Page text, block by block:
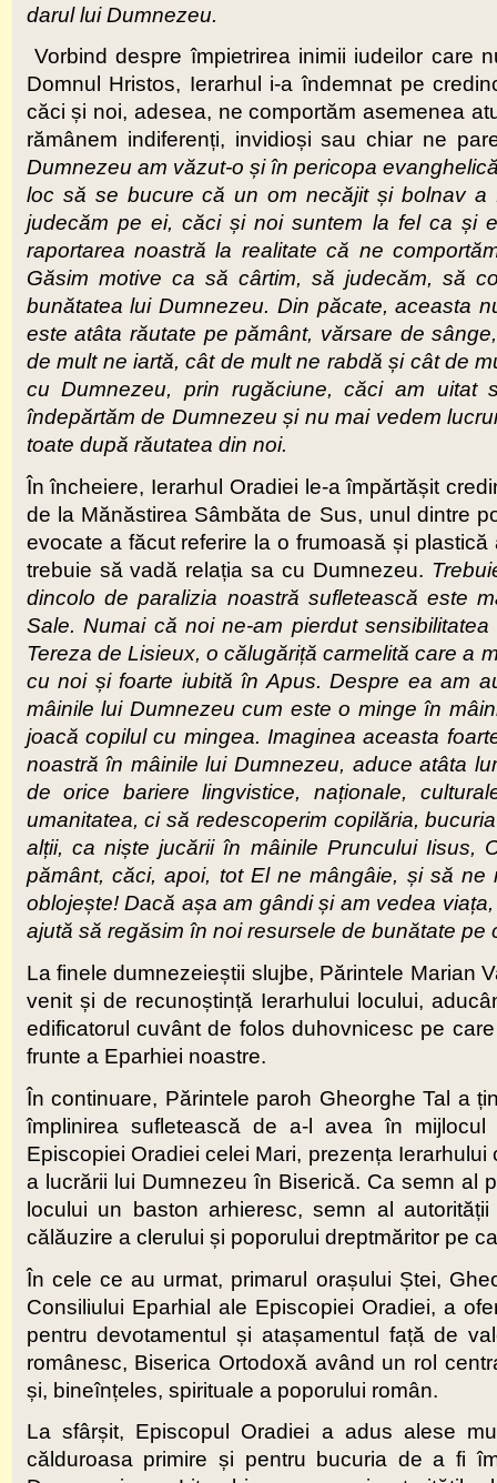
darul lui Dumnezeu.
Vorbind despre împietrirea inimii iudeilor care
Domnul Hristos, Ierarhul i-a îndemnat pe
căci și noi, adesea, ne comportăm asemenea
rămânem indiferenți, invidioși sau chiar ne
Dumnezeu am văzut-o și în pericopa
loc să se bucure că un om necăjit și bolnav
judecăm pe ei, căci și noi suntem la fel ca și
raportarea noastră la realitate că ne
Găsim motive ca să cârtim, să judecăm, să
bunătatea lui Dumnezeu. Din păcate, aceasta
este atâta răutate pe pământ, vărsare de
de mult ne iartă, cât de mult ne rabdă și cât de
cu Dumnezeu, prin rugăciune, căci am
îndepărtăm de Dumnezeu și nu mai vedem
toate după răutatea din noi.
În încheiere, Ierarhul Oradiei le-a împărtășit
de la Mănăstirea Sâmbăta de Sus, unul dintre
evocate a făcut referire la o frumoasă și
trebuie să vadă relația sa cu Dumnezeu.
dincolo de paralizia noastră sufletească este
Sale. Numai că noi ne-am pierdut
Tereza de Lisieux, o călugăriță carmelită care a
cu noi și foarte iubită în Apus. Despre ea am
mâinile lui Dumnezeu cum este o minge în
joacă copilul cu mingea. Imaginea aceasta
noastră în mâinile lui Dumnezeu, aduce atâta
de orice bariere lingvistice, naționale,
umanitatea, ci să redescoperim copilăria,
alții, ca niște jucării în mâinile Pruncului Iisus,
pământ, căci, apoi, tot El ne mângâie, și să
oblojește! Dacă așa am gândi și am vedea
ajută să regăsim în noi resursele de bunătate
La finele dumnezeieștii slujbe, Părintele Marian
venit și de recunoștință Ierarhului locului,
edificatorul cuvânt de folos duhovnicesc pe
frunte a Eparhiei noastre.
În continuare, Părintele paroh Gheorghe Tal a
împlinirea sufletească de a-l avea în mijlocul
Episcopiei Oradiei celei Mari, prezența
a lucrării lui Dumnezeu în Biserică. Ca semn al
locului un baston arhieresc, semn al
călăuzire a clerului și poporului dreptmăritor pe
În cele ce au urmat, primarul orașului Ștei,
Consiliului Eparhial ale Episcopiei Oradiei, a
pentru devotamentul și atașamentul față de
românesc, Biserica Ortodoxă având un rol
și, bineînțeles, spirituale a poporului român.
La sfârșit, Episcopul Oradiei a adus alese
călduroasa primire și pentru bucuria de a fi